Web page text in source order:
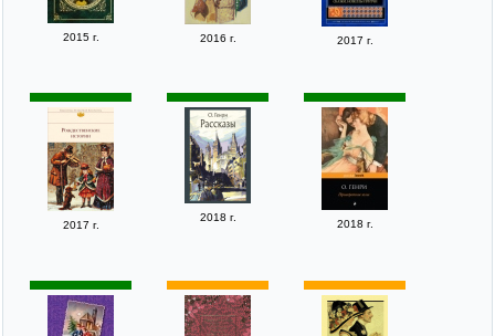
2015 г. 2016 г. 2017 г.
2017 г.
2018 г.
2018 г.